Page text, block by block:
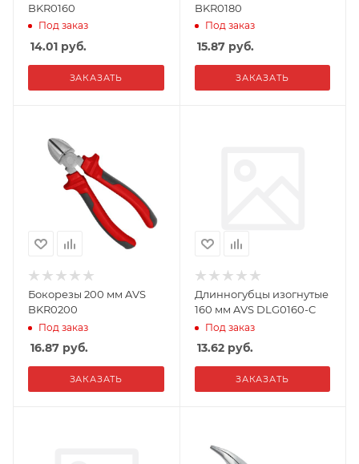
BKR0160
Под заказ
14.01 руб.
ЗАКАЗАТЬ
BKR0180
Под заказ
15.87руб.
ЗАКАЗАТЬ
Бокорезы 200 мм AVS
BKR0200
Под заказ
16.87 руб.
ЗАКАЗАТЬ
Длинногубцы изогнутые
160 мм AVS DLG0160-C
Под заказ
13.62руб.
ЗАКАЗАТЬ